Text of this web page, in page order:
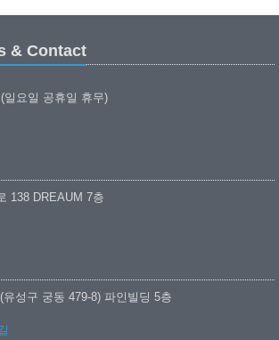
& Contact
일요일 공휴일 휴무)
138 DREAUM 7층
성구 궁동 479-8) 파인빌딩 5층